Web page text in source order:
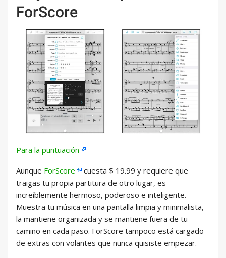
ForScore
Para la puntuación
Aunque ForScore
cuesta $ 19.99 y requiere que
traigas tu propia partitura de otro lugar, es
increíblemente hermoso, poderoso e inteligente.
Muestra tu música en una pantalla limpia y minimalista,
la mantiene organizada y se mantiene fuera de tu
camino en cada paso. ForScore tampoco está cargado
de extras con volantes que nunca quisiste empezar.